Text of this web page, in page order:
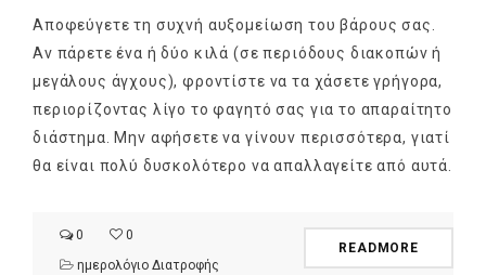
Αποφεύγετε τη συχνή αυξομείωση του βάρους σας.
Αν πάρετε ένα ή δύο κιλά (σε περιόδους διακοπών ή
μεγάλους άγχους), φροντίστε να τα χάσετε γρήγορα,
περιορίζοντας λίγο το φαγητό σας για το απαραίτητο
διάστημα. Μην αφήσετε να γίνουν περισσότερα, γιατί
θα είναι πολύ δυσκολότερο να απαλλαγείτε από αυτά.
0
0
ημερολόγιο Διατροφής
READMORE